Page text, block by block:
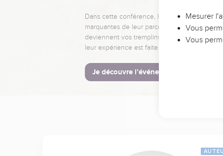
Dans cette conférence, leaders,
marquantes de leur parcours et les clés pour
deviennent vos tremplins. Que vous guidiez
leur expérience est faite pour vous.
Je découvre l’événement
Mesurer
Vous
Vous